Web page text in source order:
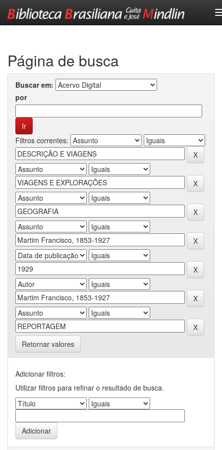
Página de busca
Buscar em:
por
Filtros correntes:
Retornar valores
Adicionar filtros:
Utilizar filtros para refinar o resultado de busca.